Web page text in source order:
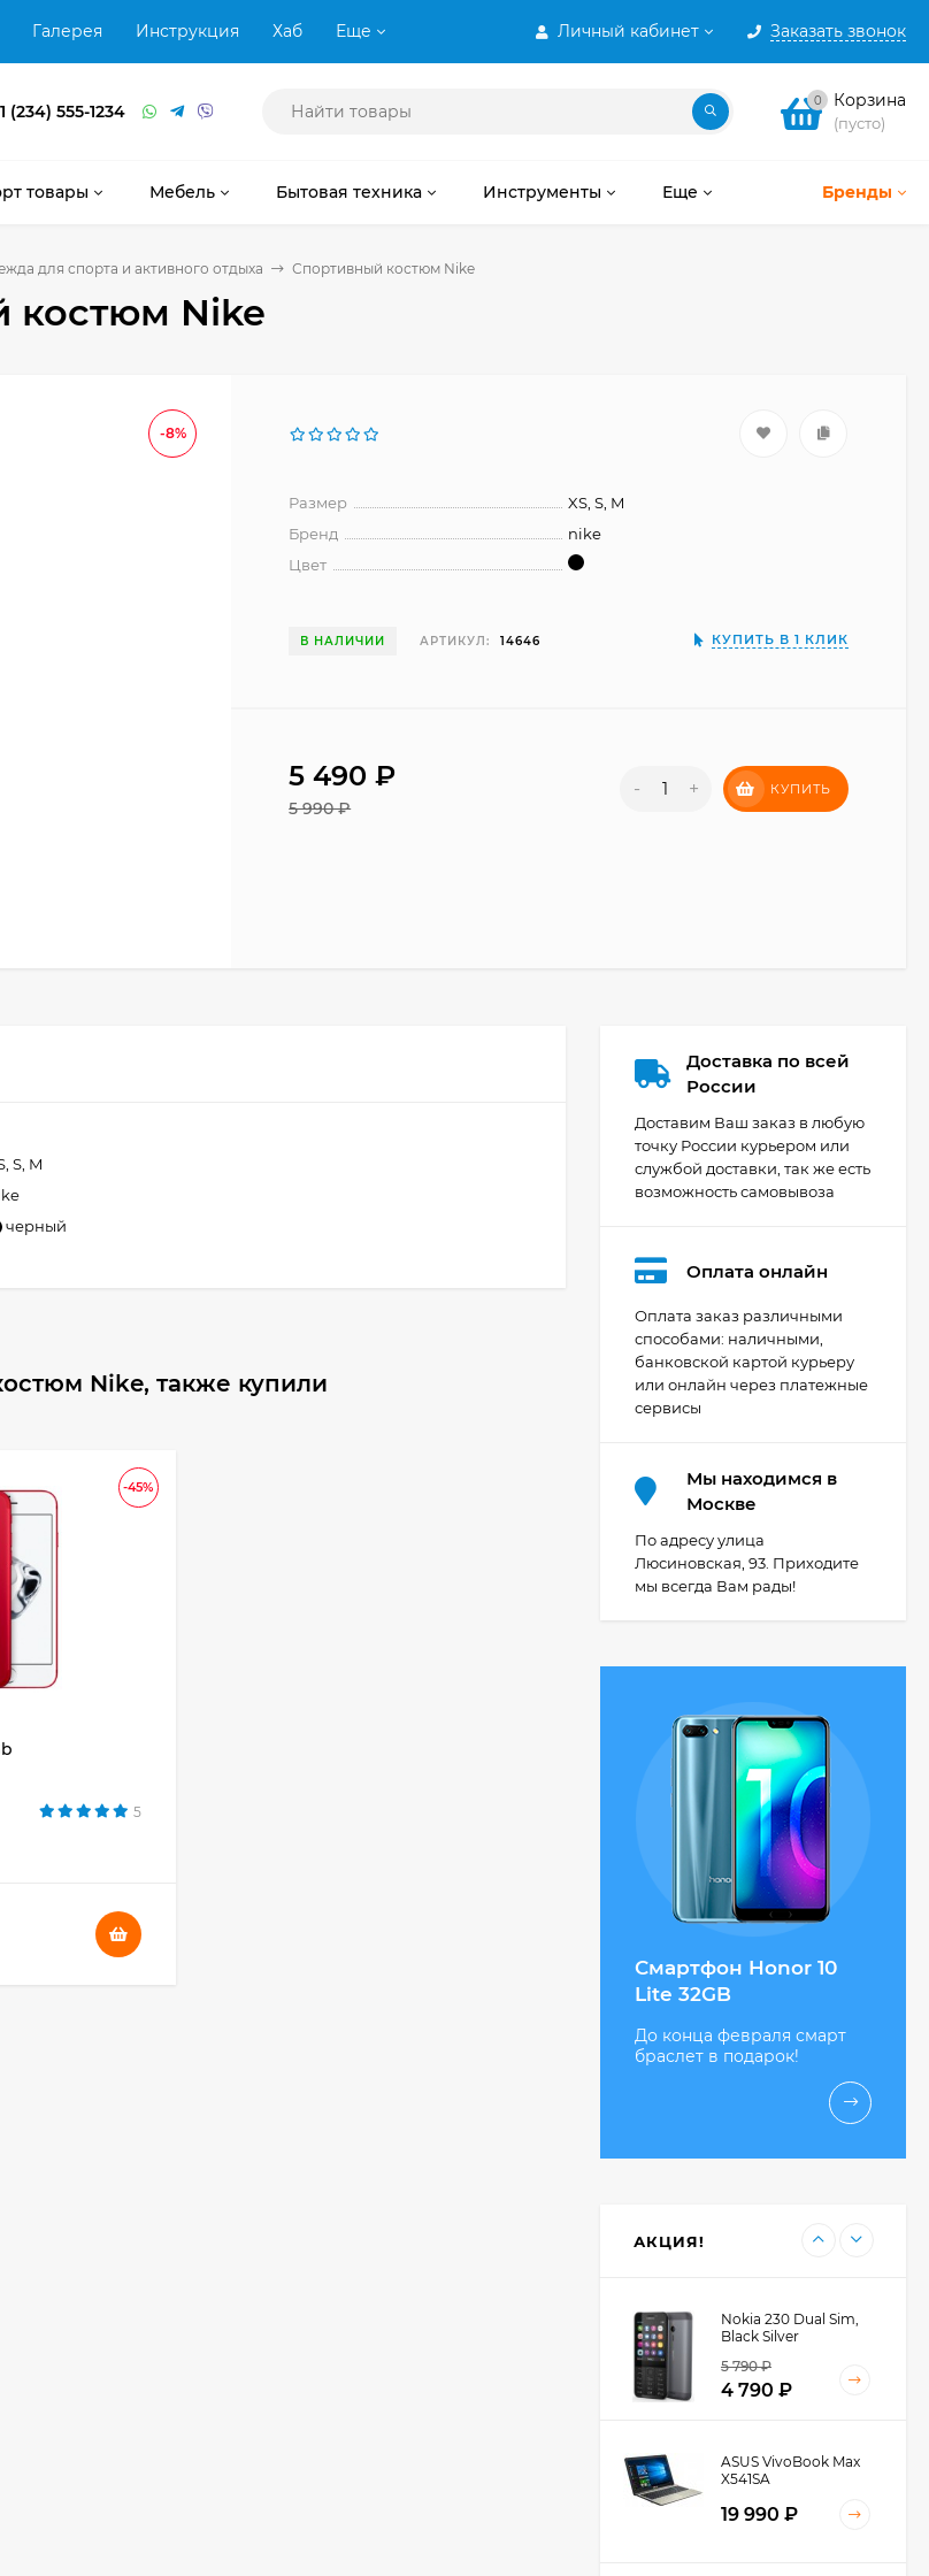
Личный кабинет Заказать звонок
Галерея Инструкция Хаб Еще
(234) 555-1234 0 Корзина
(пусто)
Бренды
товары Мебель Бытовая техника Инструменты Еще
для спорта и активного отдыха Спортивный костюм Nike
костюм Nike
-8%
Размер
XS, S, M
Бренд
nike
Цвет
В НАЛИЧИИ АРТИКУЛ: 14646 КУПИТЬ В 1 КЛИК
5 490 ₽
5 990 ₽
- + КУПИТЬ
S, M
черный
Nike, также купили
-45%
5
Доставка по всей
России
Доставим Ваш заказ в любую
точку России курьером или
службой доставки, так же есть
возможность самовывоза
Оплата онлайн
Оплата заказ различными
способами: наличными,
банковской картой курьеру
или онлайн через платежные
сервисы
Мы находимся в
Москве
По адресу улица
Люсиновская, 93. Приходите
мы всегда Вам рады!
Смартфон Honor 10
Lite 32GB
До конца февраля смарт
браслет в подарок!
АКЦИЯ!
Nokia 222 SS, Black
Gigaset C530A Duo
Nokia 230 Dual Sim,
Black Silver
5 790 ₽
4 790 ₽
ASUS VivoBook Max
X541SA
19 990 ₽